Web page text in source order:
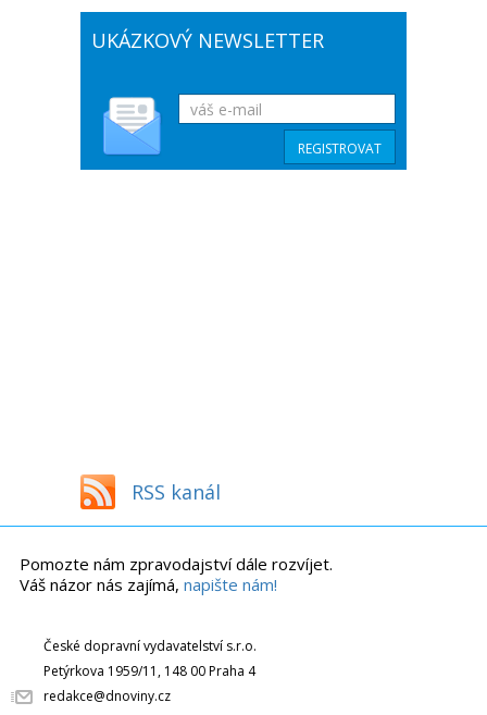
UKÁZKOVÝ NEWSLETTER
RSS kanál
Pomozte nám zpravodajství dále rozvíjet.
Váš názor nás zajímá, napište nám!
České dopravní vydavatelství s.r.o.
Petýrkova 1959/11, 148 00 Praha 4
redakce@dnoviny.cz